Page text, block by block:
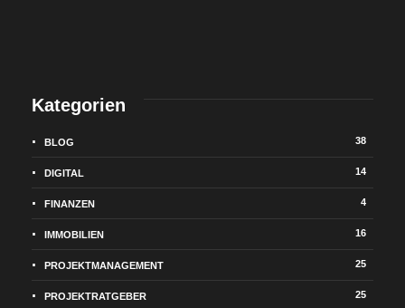
Kategorien
BLOG 38
DIGITAL 14
FINANZEN 4
IMMOBILIEN 16
PROJEKTMANAGEMENT 25
PROJEKTRATGEBER 25